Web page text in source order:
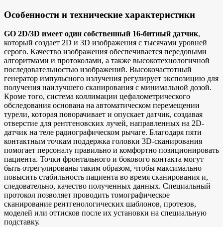
Особенности и технические характеристики
GO 2D/3D имеет один собственный 16-битный датчик,
который создает 2D и 3D изображения с тысячами уровней
серого. Качество изображения обеспечивается передовыми
алгоритмами и протоколами, а также высокотехнологичной
последовательностью изображений. Высокочастотный
генератор импульсного излучения регулирует экспозицию для
получения наилучшего сканирования с минимальной дозой.
Кроме того, система коллимации цефалометрического
обследования основана на автоматическом перемещении
турели, которая поворачивает и опускает датчик, создавая
отверстие для рентгеновских лучей, направленных на 2D-
датчик на теле радиографическом рычаге. Благодаря пяти
контактным точкам поддержка головки 3D-сканирования
помогает персоналу правильно и комфортно позиционировать
пациента. Точки фронтального и бокового контакта могут
быть отрегулированы таким образом, чтобы максимально
повысить стабильность пациента во время сканирования и,
следовательно, качество полученных данных. Специальный
протокол позволяет проводить томографическое
сканирование рентгенологических шаблонов, протезов,
моделей или оттисков после их установки на специальную
подставку.